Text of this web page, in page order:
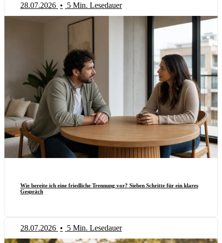
28.07.2026 • 5 Min. Lesedauer
Wie bereite ich eine friedliche Trennung vor? Sieben Schritte für ein klares
Gespräch
28.07.2026 • 5 Min. Lesedauer